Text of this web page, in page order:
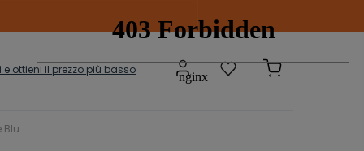
e ottieni il prezzo più basso
Blu